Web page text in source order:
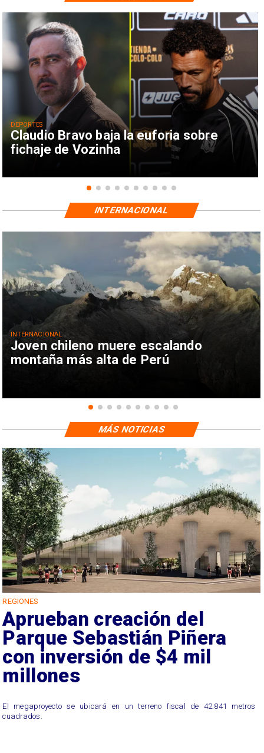
Claudio Bravo baja la euforia sobre
fichaje de Vozinha
DEPORTES
Joven chileno muere escalando
montaña más alta de Perú
INTERNACIONAL
INTERNACIONAL
REGIONES
Aprueban creación del
Parque Sebastián Piñera
con inversión de $4 mil
millones
El megaproyecto se ubicará en un terreno fiscal de 42.841 metros
cuadrados.
MÁS NOTICIAS